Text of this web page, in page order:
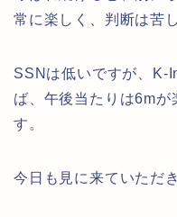
常に楽しく、判断は苦
SSNは低いですが、K-
ば、午後当たりは6mが
す。
今日も見に来ていただ